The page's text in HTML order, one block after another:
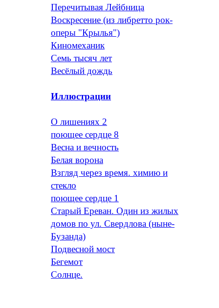
Перечитывая Лейбница
Воскресение (из либретто рок-
оперы "Крылья")
Киномеханик
Семь тысяч лет
Весёлый дождь
Иллюстрации
O лишениях 2
поющее сердце 8
Весна и вечность
Белая ворона
Взгляд через время. химию и
стекло
поющее сердце 1
Старый Ереван. Один из жилых
домов по ул. Свердлова (ныне-
Бузанда)
Подвесной мост
Бегемот
Солнце.